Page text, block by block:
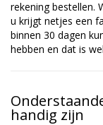
rekening bestellen.
u krijgt netjes een
binnen 30 dagen
hebben en dat is
handig zijn